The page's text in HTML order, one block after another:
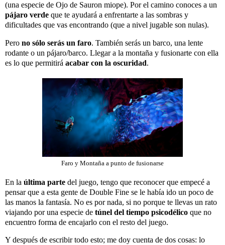
(una especie de Ojo de Sauron miope). Por el camino conoces a un
pájaro verde que te ayudará a enfrentarte a las sombras y
dificultades que vas encontrando (que a nivel jugable son nulas).
Pero no sólo serás un faro. También serás un barco, una lente
rodante o un pájaro/barco. Llegar a la montaña y fusionarte con ella
es lo que permitirá acabar con la oscuridad.
Faro y Montaña a punto de fusionarse
En la última parte del juego, tengo que reconocer que empecé a
pensar que a esta gente de Double Fine se le había ido un poco de
las manos la fantasía. No es por nada, si no porque te llevas un rato
viajando por una especie de túnel del tiempo psicodélico que no
encuentro forma de encajarlo con el resto del juego.
Y después de escribir todo esto; me doy cuenta de dos cosas: lo